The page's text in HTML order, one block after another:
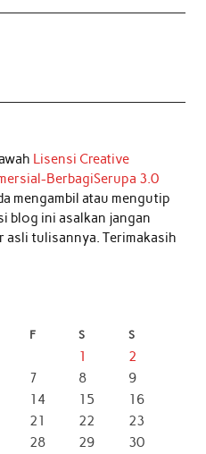
Lisensi Creative
BerbagiSerupa 3.0
mengambil atau mengutip
blog ini asalkan jangan
asli tulisannya. Terimakasih
F S S
1
2
7 8
9
14 15
16
21 22
23
28 29
30